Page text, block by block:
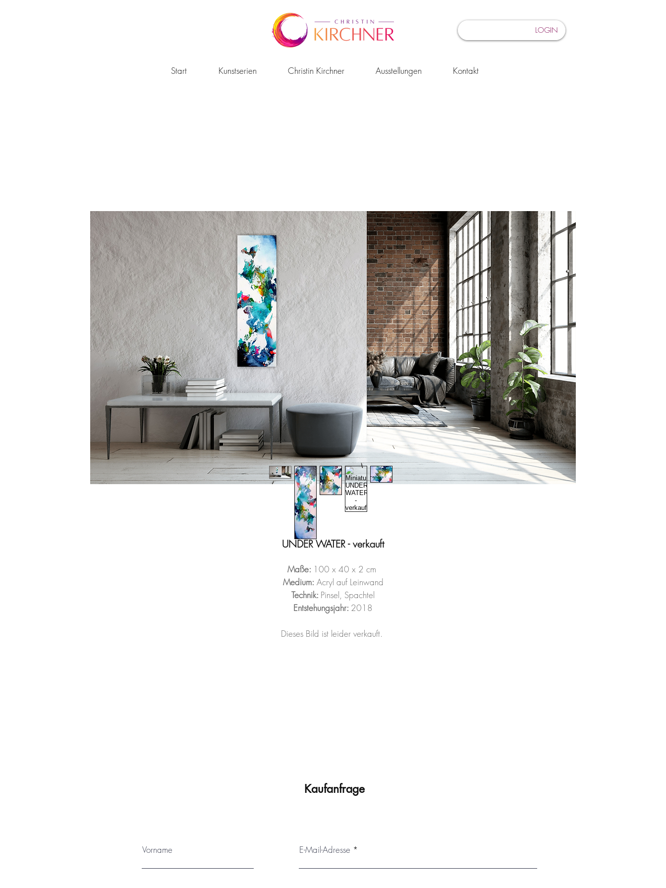
LOGIN
Start Kunstserien Christin Kirchner Ausstellungen Kontakt
UNDER WATER - verkauft
Maße: 100 x 40 x 2 cm
Medium: Acryl auf Leinwand
Technik: Pinsel, Spachtel
Entstehungsjahr: 2018
Dieses Bild ist leider verkauft.
Kaufanfrage
Vorname E-Mail-Adresse